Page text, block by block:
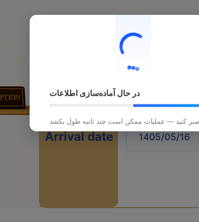
تورهای داخلی
Arrival date
در حال آماده‌سازی اطلاعات